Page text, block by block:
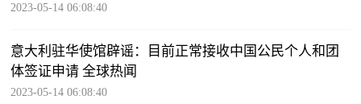
2023-05-14 06:08:40
意大利驻华使馆辟谣：目前正常接收中国公民个人和团
体签证申请 全球热闻
2023-05-14 06:08:40